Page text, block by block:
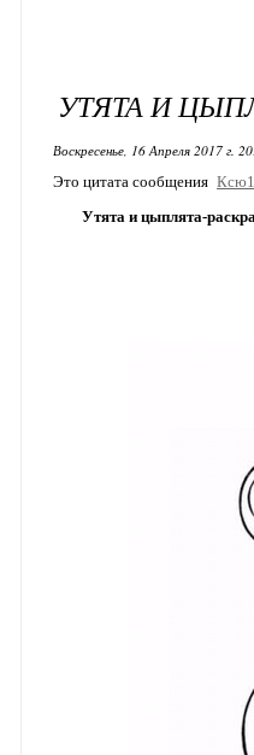
УТЯТА И
Воскресенье, 16 Апреля 2017 г.
Это цитата сообщения
Утята и цыплята-